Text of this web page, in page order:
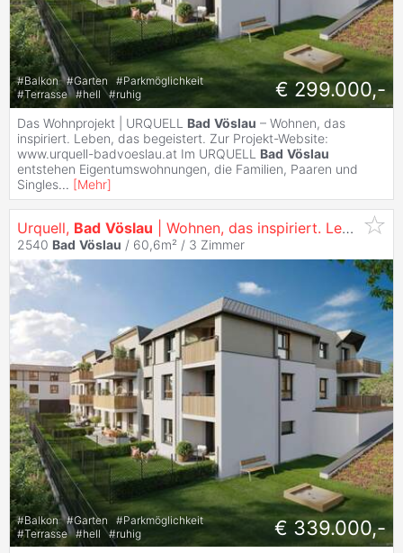
#Balkon #Garten #Parkmöglichkeit
#Terrasse #hell #ruhig € 299.000,-
Das Wohnprojekt | URQUELL Bad Vöslau – Wohnen, das
inspiriert. Leben, das begeistert. Zur Projekt-Website:
www.urquell-badvoeslau.at Im URQUELL Bad Vöslau
entstehen Eigentumswohnungen, die Familien, Paaren und
Singles... [Mehr]
Urquell, Bad Vöslau | Wohnen, das inspiriert. Leben, das begeistert.
2540 Bad Vöslau / 60,6m² / 3 Zimmer
#Balkon #Garten #Parkmöglichkeit
#Terrasse #hell #ruhig € 339.000,-